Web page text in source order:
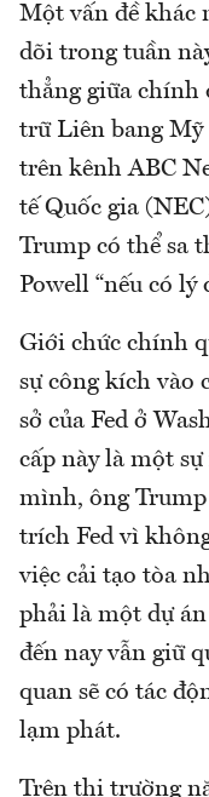
Một vấn đề khác
dõi trong tuần
thẳng giữa chính
trữ Liên bang Mỹ
trên kênh ABC
tế Quốc gia
Trump có thể sa
Powell “nếu có lý
Giới chức chính
sự công kích vào
sở của Fed ở
cấp này là một
mình, ông
trích Fed vì
việc cải tạo tòa
phải là một dự án
đến nay vẫn giữ
quan sẽ có tác
lạm phát.
Trên thị trường